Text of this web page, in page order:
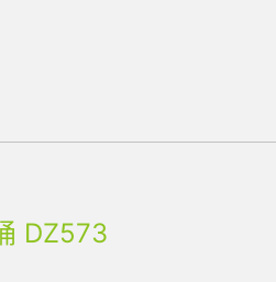
DZ573